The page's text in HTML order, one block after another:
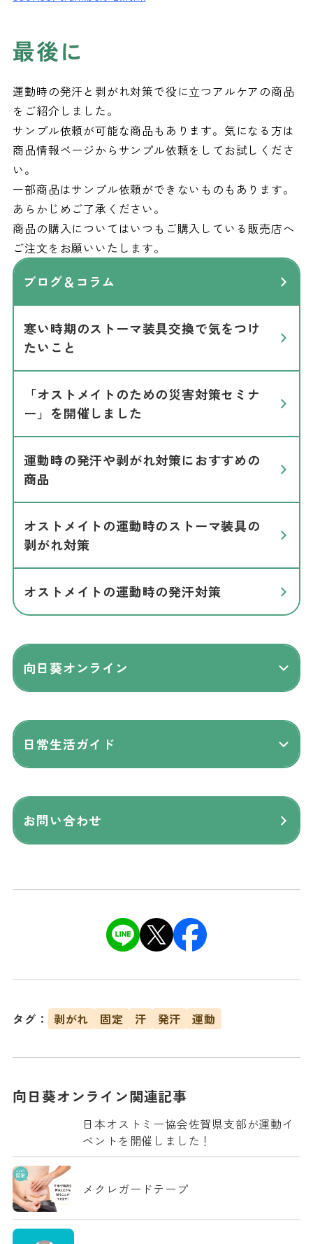
最後に
運動時の発汗と剥がれ対策で役に立つアルケアの商品
をご紹介しました。
サンプル依頼が可能な商品もあります。気になる方は
商品情報ページからサンプル依頼をしてお試しくださ
い。
一部商品はサンプル依頼ができないものもあります。
あらかじめご了承ください。
商品の購入についてはいつもご購入している販売店へ
ご注文をお願いいたします。
ブログ＆コラム
寒い時期のストーマ装具交換で気をつけ
たいこと
「オストメイトのための災害対策セミナ
ー」を開催しました
運動時の発汗や剥がれ対策におすすめの
商品
オストメイトの運動時のストーマ装具の
剥がれ対策
オストメイトの運動時の発汗対策
向日葵オンライン
日常生活ガイド
お問い合わせ
タグ： 剥がれ 固定 汗 発汗 運動
向日葵オンライン関連記事
日本オストミー協会佐賀県支部が運動イ
ベントを開催しました！
メクレガードテープ